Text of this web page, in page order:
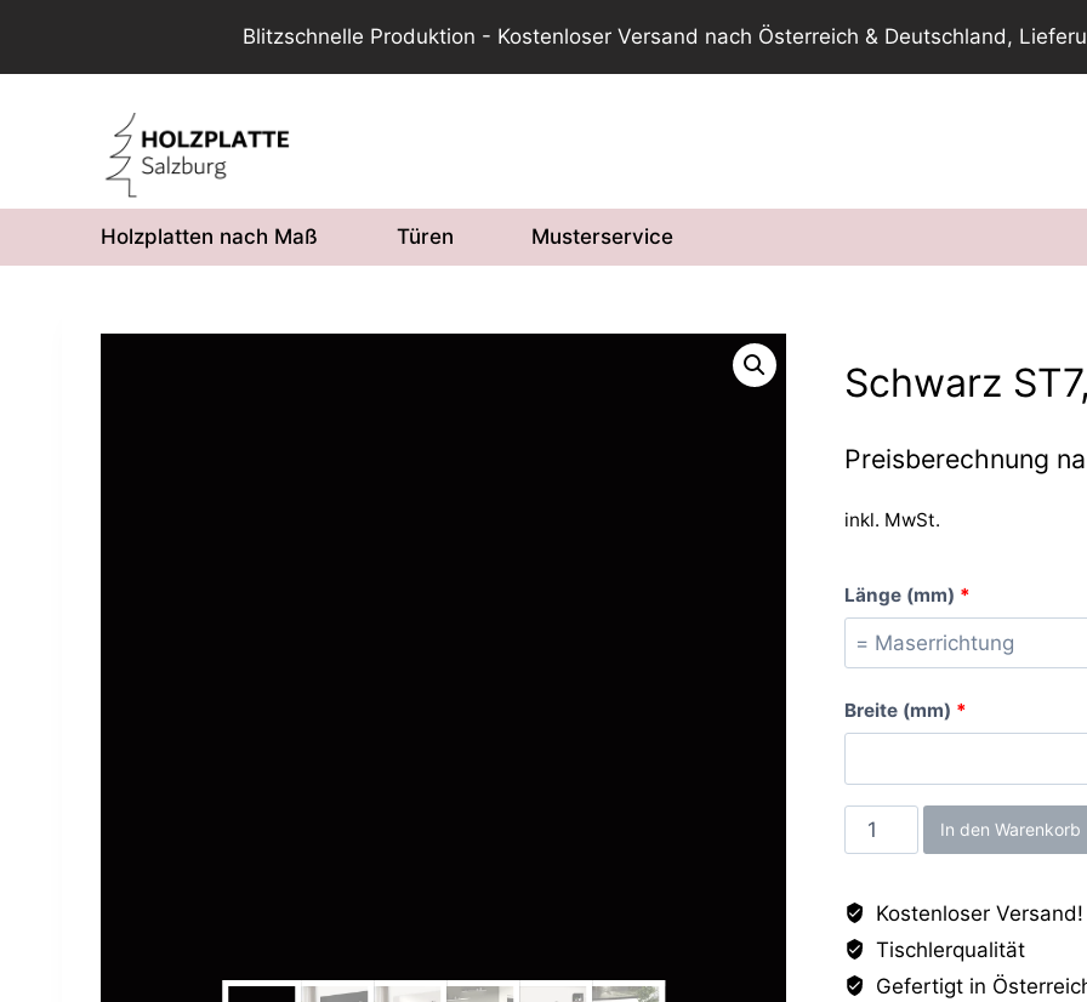
Blitzschnelle Produktion - Kostenloser Versand nach Österreich & Deutschland,
Holzplatten nach Maß Türen Musterservice
Schwarz
Preisberechnung
inkl. MwSt.
Länge (mm) *
Breite (mm) *
Schwarz
ST7,
Menge
In den Warenkorb
Kostenloser Versand!
Tischlerqualität
Gefertigt in